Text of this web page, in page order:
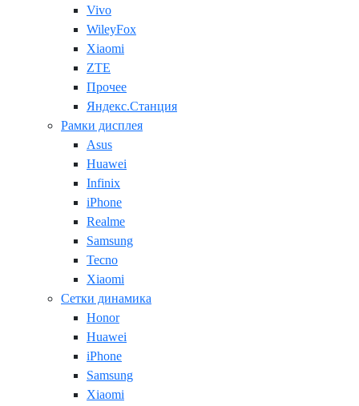
Vivo
WileyFox
Xiaomi
ZTE
Прочее
Яндекс.Станция
Рамки дисплея
Asus
Huawei
Infinix
iPhone
Realme
Samsung
Tecno
Xiaomi
Сетки динамика
Honor
Huawei
iPhone
Samsung
Xiaomi